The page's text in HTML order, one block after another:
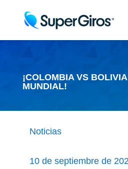
¡COLOMBIA VS
MUNDIAL!
Noticias
10 de septiembre de